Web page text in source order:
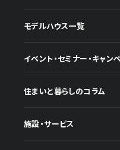
モデルハウス一覧
イベント・セミナー・キャン
住まいと暮らしのコラム
施設・サービス